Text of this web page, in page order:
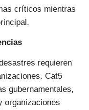
críticos mientras
requieren
Cat5
gubernamentales,
organizaciones